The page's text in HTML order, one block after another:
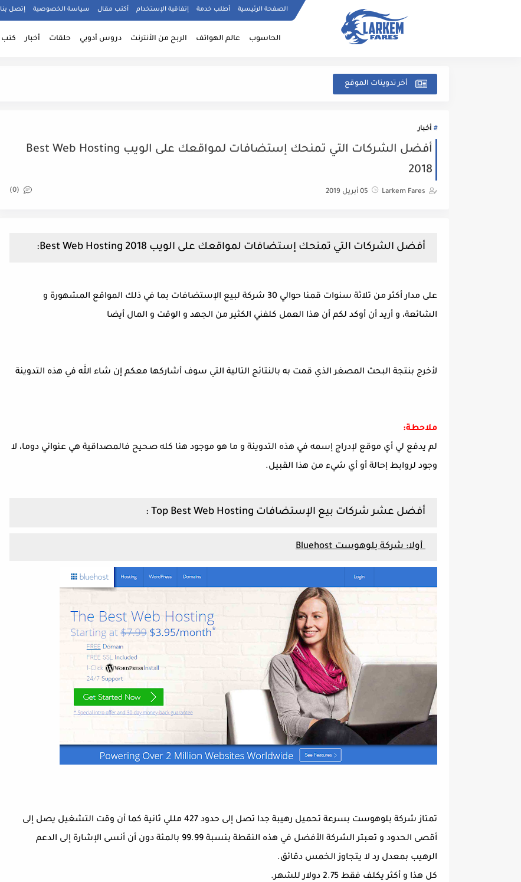
الصفحة الرئيسية أطلب خدمة إتفاقية الإستخدام أكتب مقال سياسة الخصوصية إتصل بنا
الحاسوب عالم الهواتف الربح من الأنترنت دروس أدوبي حلقات أخبار كتب
أخر تدوينات الموقع
أخبار
أفضل الشركات التي تمنحك إستضافات لمواقعك على الويب Best Web Hosting
2018
Larkem Fares 05 أبريل 2019 (0)
أفضل الشركات التي تمنحك إستضافات لمواقعك على الويب Best Web Hosting 2018:
على مدار أكثر من تلاثة سنوات قمنا حوالي 30 شركة لبيع الإستضافات بما في ذلك المواقع المشهورة و
الشائعة، و أريد أن أوكد لكم أن هذا العمل كلفني الكثير من الجهد و الوقت و المال أيضا
لأخرج بنتجة البحث المصغر الذي قمت به بالنتائج التالية التي سوف أشاركها معكم إن شاء الله في هذه التدوينة
ملاحطة:
لم يدفع لي أي موقع لإدراج إسمه في هذه التدوينة و ما هو موجود هنا كله صحيح فالمصداقية هي عنواني دوما، لا
وجود لروابط إحالة أو أي شيء من هذا القبيل.
أفضل عشر شركات بيع الإستضافات Top Best Web Hosting :
أولا: شركة بلوهوست Bluehost
تمتاز شركة بلوهوست بسرعة تحميل رهيبة جدا تصل إلى حدود 427 مللي ثانية كما أن وقت التشغيل يصل إلى
أقصى الحدود و تعبتر الشركة الأفضل في هذه النقطة بنسبة 99.99 بالمئة دون أن أنسى الإشارة إلى الدعم
الرهيب بمعدل رد لا يتجاوز الخمس دقائق.
كل هذا و أكثر يكلف فقط 2.75 دولار للشهر.